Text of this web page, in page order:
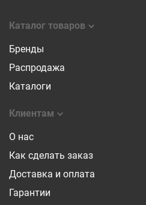
Каталог товаров
Бренды
Распродажа
Каталоги
Клиентам
О нас
Как сделать заказ
Доставка и оплата
Гарантии